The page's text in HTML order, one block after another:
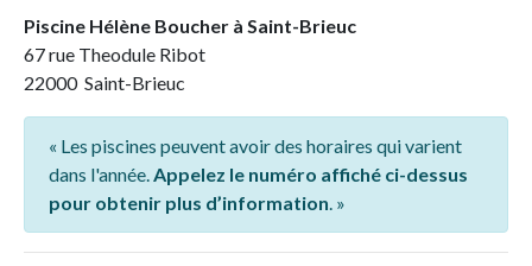
Piscine Hélène Boucher à Saint-Brieuc
67 rue Theodule Ribot
22000 Saint-Brieuc
« Les piscines peuvent avoir des horaires qui varient
dans l'année. Appelez le numéro affiché ci-dessus
pour obtenir plus d’information . »